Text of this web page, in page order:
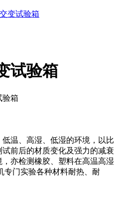
变试验箱
试验箱
验箱
温、高湿、低湿的环境，以比
前后的材质变化及强力的减衰
亦检测橡胶、塑料在高温高湿
专门实验各种材料耐热、耐